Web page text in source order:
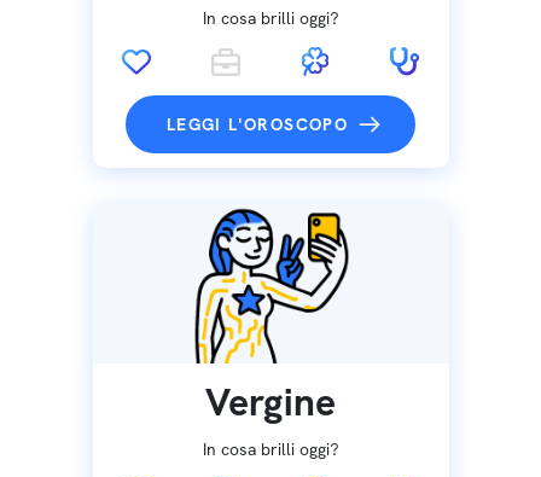
In cosa brilli oggi?
LEGGI L'OROSCOPO
Vergine
In cosa brilli oggi?